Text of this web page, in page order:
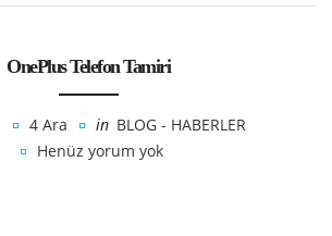
OnePlus Telefon Tamiri
4 Ara in BLOG - HABERLER
Henüz yorum yok